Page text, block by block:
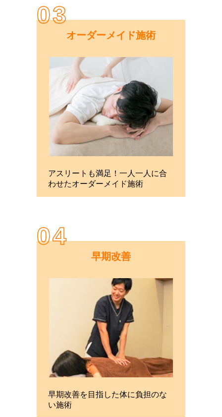
03
オーダーメイド施術
アスリートも満足！一人一人に合
わせたオーダーメイド施術
04
早期改善
早期改善を目指した体に負担のな
い施術